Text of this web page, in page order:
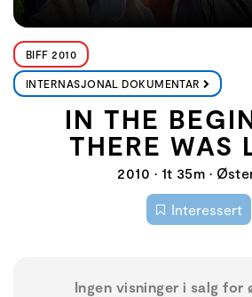
BIFF 2010
INTERNASJONAL DOKUMENTAR
IN THE
THERE WAS
2010 • 1t 35m •
Interessert
Ingen visninger i salg for